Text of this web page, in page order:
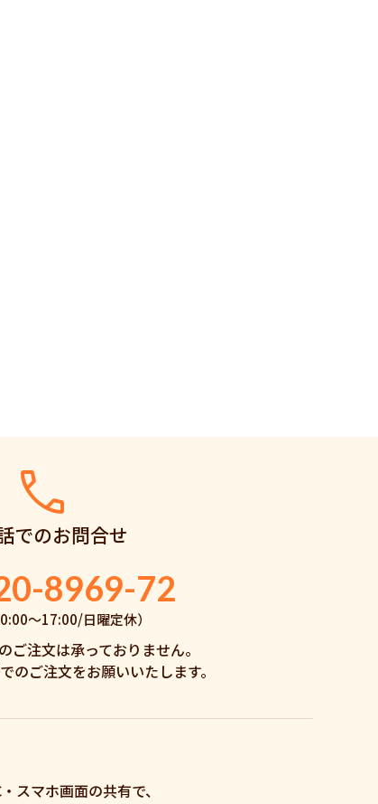
でのお問合せ
8969-72
〜17:00/日曜定休）
ご注文は承っておりません。
のご注文をお願いいたします。
スマホ画面の共有で、